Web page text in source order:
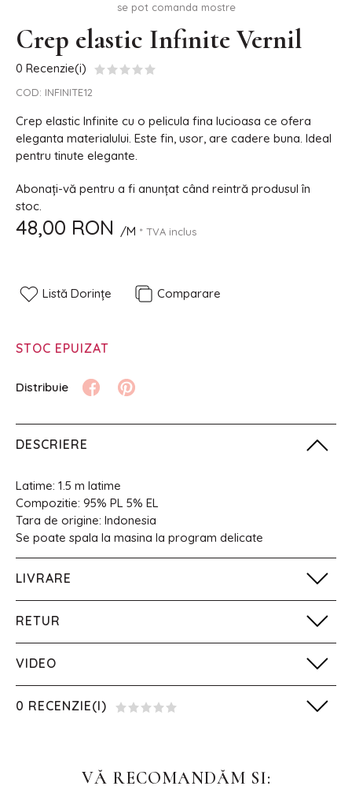
se pot comanda mostre
Crep elastic Infinite Vernil
0 Recenzie(i)
COD: INFINITE12
Crep elastic Infinite cu o pelicula fina lucioasa ce ofera
eleganta materialului. Este fin, usor, are cadere buna. Ideal
pentru tinute elegante.
Abonați-vă pentru a fi anunțat când reintră produsul în
stoc.
48,00 RON /M * TVA inclus
Listă Dorințe Comparare
STOC EPUIZAT
DESCRIERE
Latime: 1.5 m latime
Compozitie: 95% PL 5% EL
Tara de origine: Indonesia
Se poate spala la masina la program delicate
LIVRARE
RETUR
VIDEO
0 RECENZIE(I)
VĂ RECOMANDĂM SI: